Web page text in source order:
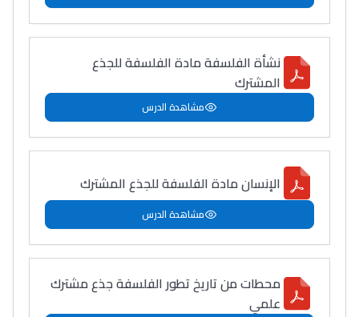
Lycée Maroc
التعليم الثانوي التأهيلي
Post-Bac
+ de 78 Sujets
Interviews/Vidéos
نشأة الفلسفة مادة الفلسفة للجذع
المشترك
مشاهدة الدرس
الإنسان مادة الفلسفة للجذع المشترك
مشاهدة الدرس
محطات من تاريخ تطور الفلسفة جذع مشترك
علمي